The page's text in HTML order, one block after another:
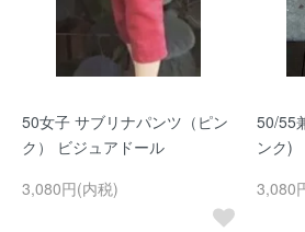
50女子 サブリナパンツ（ピン
ク） ビジュアドール
3,080円(内税)
50/55
ンク)
3,080